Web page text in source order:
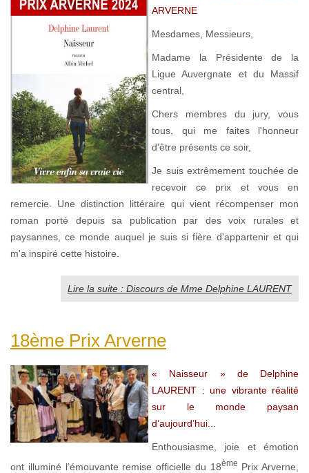
ARVERNE
Mesdames, Messieurs,
Madame la Présidente de la
Ligue Auvergnate et du Massif
central,
Chers membres du jury, vous
tous, qui me faites l'honneur
d'être présents ce soir,
Je suis extrêmement touchée de
recevoir ce prix et vous en
remercie. Une distinction littéraire qui vient récompenser mon
roman porté depuis sa publication par des voix rurales et
paysannes, ce monde auquel je suis si fière d'appartenir et qui
m'a inspiré cette histoire.
Lire la suite : Discours de Mme Delphine LAURENT
18ème Prix Arverne
« Naisseur » de Delphine
LAURENT : une vibrante réalité
sur le monde paysan
d’aujourd’hui...
Enthousiasme, joie et émotion
ont illuminé l’émouvante remise officielle du 18ème Prix Arverne,